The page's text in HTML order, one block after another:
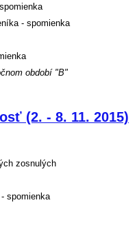
- spomienka
období "B"
(2. - 8. 11. 2015)
zosnulých
spomienka